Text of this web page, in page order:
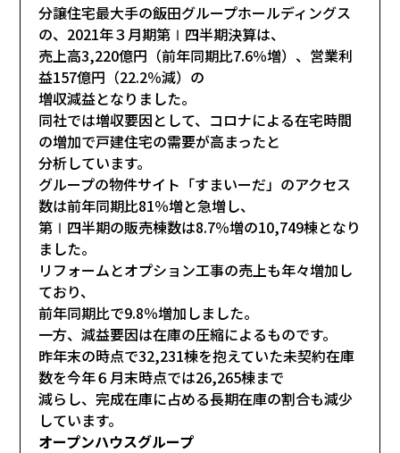
分譲住宅最大手の飯田グループホールディングス
の、2021年３月期第Ⅰ四半期決算は、
売上高3,220億円（前年同期比7.6％増）、営業利
益157億円（22.2％減）の
増収減益となりました。
同社では増収要因として、コロナによる在宅時間
の増加で戸建住宅の需要が高まったと
分析しています。
グループの物件サイト「すまいーだ」のアクセス
数は前年同期比81％増と急増し、
第Ⅰ四半期の販売棟数は8.7％増の10,749棟となり
ました。
リフォームとオプション工事の売上も年々増加し
ており、
前年同期比で9.8％増加しました。
一方、減益要因は在庫の圧縮によるものです。
昨年末の時点で32,231棟を抱えていた未契約在庫
数を今年６月末時点では26,265棟まで
減らし、完成在庫に占める長期在庫の割合も減少
しています。
オープンハウスグループ